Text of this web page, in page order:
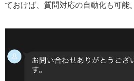
ておけば、質問対応の自動化も可能。